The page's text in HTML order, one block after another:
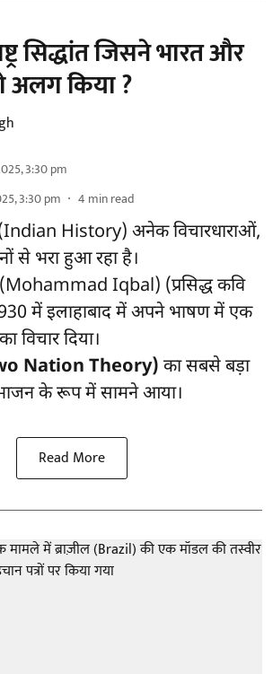
सिद्धांत जिसने भारत और
अलग किया ?
3:30 pm
3:30 pm 4 min read
(Indian History) अनेक विचारधाराओं,
से भरा हुआ रहा है।
(Mohammad Iqbal) (प्रसिद्ध कवि
में इलाहाबाद में अपने भाषण में एक
विचार दिया।
Nation Theory) का सबसे बड़ा
के रूप में सामने आया।
Read More